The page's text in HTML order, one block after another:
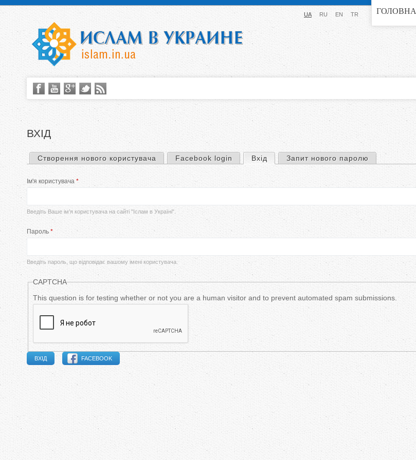
Jump to navigation ГОЛОВНА
UA RU EN TR
ВХІД
р
в
н
н
в
к
д
Створення нового користувача Facebook login Вхід (активна вкладка)
Запит нового паролю
Ім'я користувача *
Введіть Ваше ім’я користувача на сайті "Іслам в Україні".
Пароль *
Введіть пароль, що відповідає вашому імені користувача.
CAPTCHA
This question is for testing whether or not you are a human visitor and to prevent automated spam submissions.
FACEBOOK